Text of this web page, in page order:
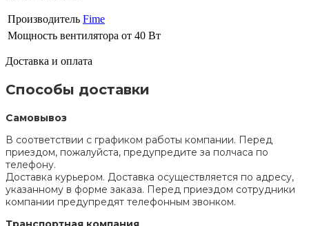
Производитель Fime
Мощность вентилятора от 40 Вт
Доставка и оплата
Способы доставки
Самовывоз
В соответствии с графиком работы компании. Перед
приездом, пожалуйста, предупредите за полчаса по
телефону.
Доставка курьером. Доставка осуществляется по адресу,
указанному в форме заказа. Перед приездом сотрудники
компании предупредят телефонным звонком.